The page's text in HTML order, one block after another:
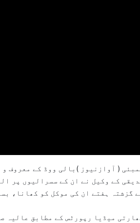
( آوازنیوز )بالی ووڈ کے معروف
کے وکیل نے ان کے سسرالیوں پر
گزشتہ ہفتے ان کی موکل کو کھانا،
میڈیا رپورٹس کے مطابق عالیہ